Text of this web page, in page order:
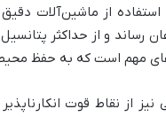
استفاده از ماشین‌آلات
رساند و از حداکثر
مهم است که به حفظ
از نقاط قوت